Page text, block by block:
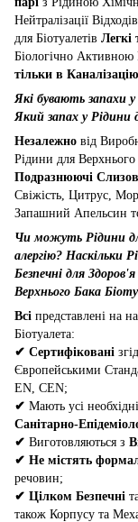
Нейтралізації
для Біотуалетів Легкі
Біологічно Активною
тільки в
Які бувають запахи
Який запах у Рідини
Незалежно від
Рідини для Верхнього
Подразнюючі
Свіжість, Цитрус,
Запашний Апельсин
Чи можуть Рідини
алергію? Наскільки
Безпечні для
Верхнього Бака
Всі представлені на
Біотуалета:
✔ Сертифіковані
Європейськими
EN, CEN;
✔ Мають усі необхідні
Санітарно-
✔ Виготовляються з
✔ Не містять
речовин;
✔ Цілком Безпечні
також Корпусу та